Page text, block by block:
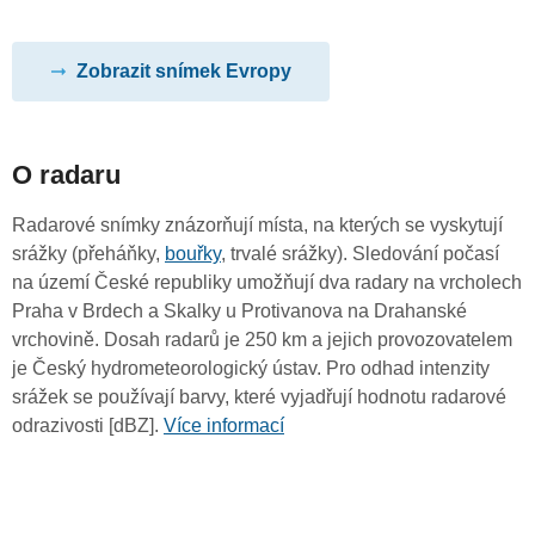
Zobrazit snímek Evropy
O radaru
Radarové snímky znázorňují místa, na kterých se vyskytují
srážky (přeháňky, bouřky, trvalé srážky). Sledování počasí
na území České republiky umožňují dva radary na vrcholech
Praha v Brdech a Skalky u Protivanova na Drahanské
vrchovině. Dosah radarů je 250 km a jejich provozovatelem
je Český hydrometeorologický ústav. Pro odhad intenzity
srážek se používají barvy, které vyjadřují hodnotu radarové
odrazivosti [dBZ]. Více informací